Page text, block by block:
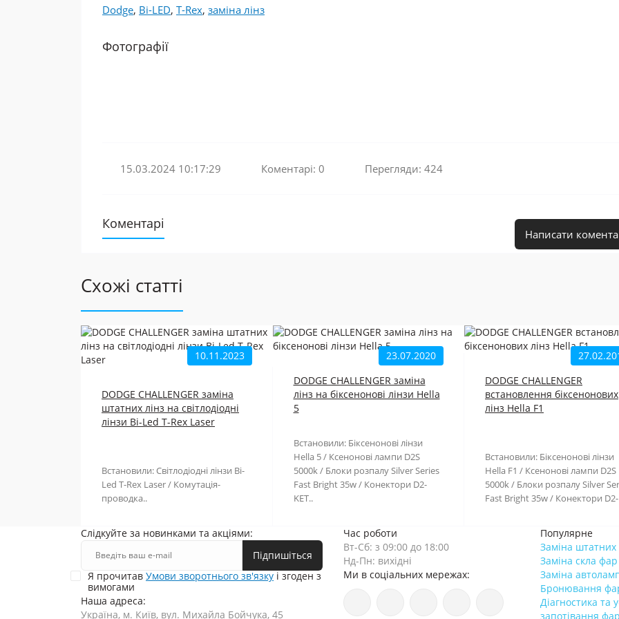
Dodge, Bi-LED, T-Rex, заміна лінз
Фотографії
15.03.2024 10:17:29 Коментарі: 0 Перегляди: 424
Коментарі
Написати
Схожі статті
10.11.2023
DODGE CHALLENGER заміна
штатних лінз на світлодіодні
лінзи Bi-Led T-Rex Laser
Встановили: Світлодіодні лінзи Bi-
Led T-Rex Laser / Комутація-
проводка..
23.07.2020
DODGE CHALLENGER заміна
лінз на біксенонові лінзи Hella
5
Встановили: Біксенонові лінзи
Hella 5 / Ксенонові лампи D2S
5000k / Блоки розпалу Silver Series
Fast Bright 35w / Конектори D2-
KET..
DODGE CHALLENGER
встановлення біксенонових
лінз Hella F1
Встановили: Біксенонові лінзи
Hella F1 / Ксенонові лампи D2S
5000k / Блоки розпалу Silver
Fast Bright 35w / Конектори D2-
Слідкуйте за новинками та акціями:
Підпишіться
Я прочитав Умови зворотнього зв'язку і згоден з
вимогами
Наша адреса:
Україна, м. Київ, вул. Михайла Бойчука, 45
Час роботи
Вт-Сб: з 09:00 до 18:00
Нд-Пн: вихідні
Ми в соціальних мережах:
Популярне
Заміна штатних
Заміна скла фар
Заміна
Бронювання
Діагностика та
запотівання